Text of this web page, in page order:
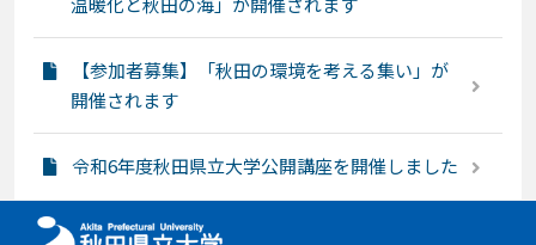
【参加者募集】「秋田の環境を考える集い」が
開催されます
令和6年度秋田県立大学公開講座を開催しました